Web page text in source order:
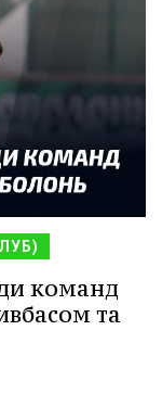
команд
та